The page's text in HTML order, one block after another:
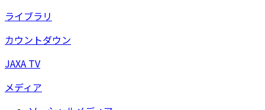
ライブラリ
カウントダウン
JAXA TV
メディア